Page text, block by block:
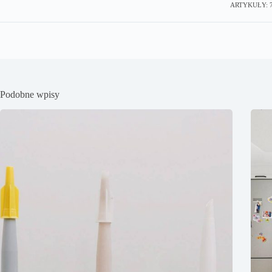
ARTYKUŁY:
Podobne wpisy